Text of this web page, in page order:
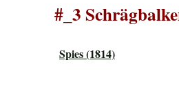
#_3
Spies (1814)